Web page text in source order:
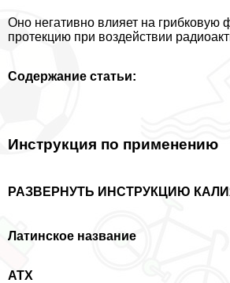
Оно негативно влияет на грибковую
протекцию при воздействии
Содержание статьи:
Инструкция по применению
РАЗВЕРНУТЬ ИНСТРУКЦИЮ
Латинское название
АТХ